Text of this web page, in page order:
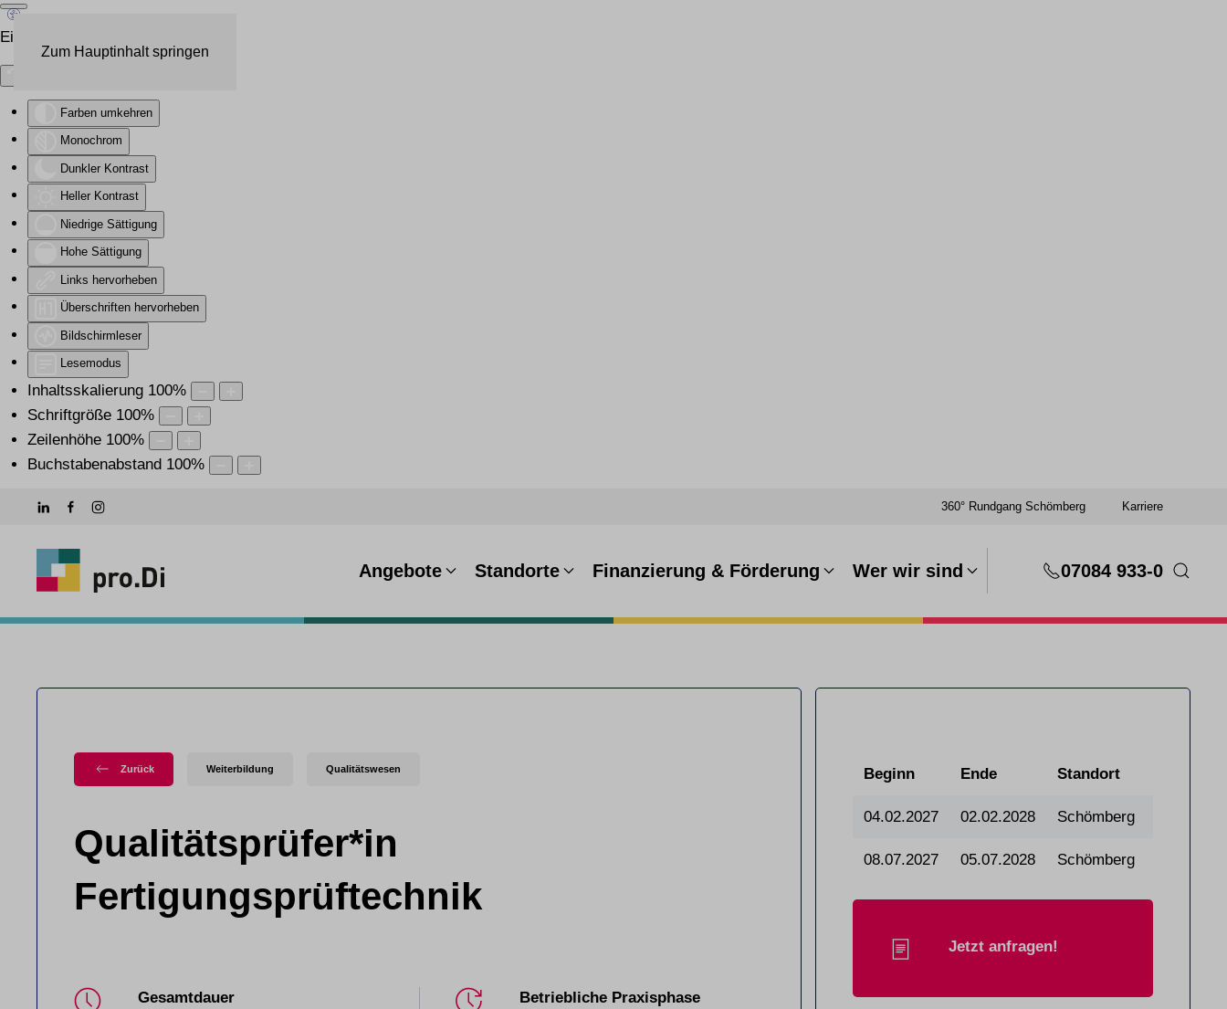
Eingabehilfen öffnen
Farben umkehren
Monochrom
Dunkler Kontrast
Heller Kontrast
Niedrige Sättigung
Hohe Sättigung
Links hervorheben
Überschriften hervorheben
Bildschirmleser
Lesemodus
Inhaltsskalierung 100%
Schriftgröße 100%
Zeilenhöhe 100%
Buchstabenabstand 100%
Zum Hauptinhalt springen
360° Rundgang Schömberg Karriere
Angebote Standorte Finanzierung & Förderung Wer wir sind 07084 933-0
Zurück Weiterbildung Qualitätswesen
Qualitätsprüfer*in
Fertigungsprüftechnik
Gesamtdauer
Betriebliche Praxisphase
Beginn Ende Standort
04.02.2027 02.02.2028 Schömberg
08.07.2027 05.07.2028 Schömberg
Jetzt anfragen!